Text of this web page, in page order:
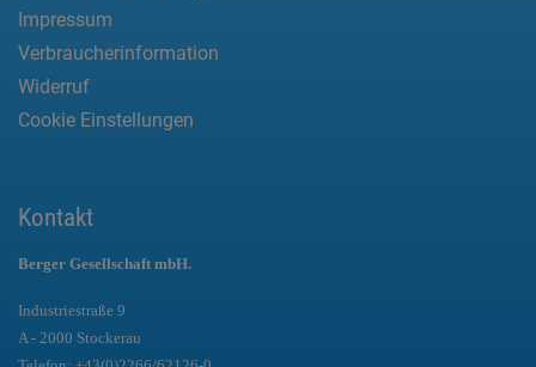
Impressum
Verbraucherinformation
Widerruf
Cookie Einstellungen
Kontakt
Berger Gesellschaft mbH.
Industriestraße 9
A - 2000 Stockerau